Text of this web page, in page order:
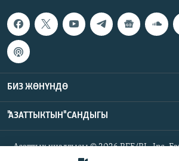
БИЗ ЖӨНҮНДӨ
"АЗАТТЫКТЫН" САНДЫГЫ
Азаттык үналгысы © 2026 RFE/RL, Inc.